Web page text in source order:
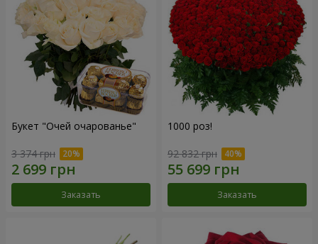
Букет "Очей очарованье"
3 374 грн
Заказать
1000 роз!
92 832 грн
Заказать